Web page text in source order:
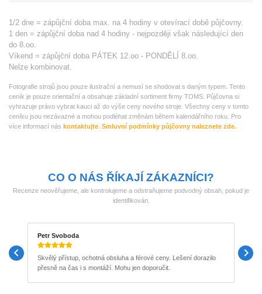
1/2 dne = zápůjční doba max. na 4 hodiny v otevírací době půjčovny.
1 den = zápůjční doba nad 4 hodiny - nejpozději však následující den
do 8.oo.
Víkend = zápůjční doba PÁTEK 12.oo - PONDĚLÍ 8.oo.
Nelze kombinovat.
Fotografie strojů jsou pouze ilustrační a nemusí se shodovat s daným typem. Tento
ceník je pouze orientační a obsahuje základní sortiment firmy TOMS. Půjčovna si
vyhrazuje právo vybrat kauci až do výše ceny nového stroje. Všechny ceny v tomto
ceníku jsou nezávazné a mohou podléhat změnám během kalendářního roku. Pro
více informací nás kontaktujte Smluvní podmínky půjčovny naleznete zde.
CO O NÁS ŘÍKAJÍ ZÁKAZNÍCI?
Recenze neověřujeme, ale kontrolujeme a odstraňujeme podvodný obsah, pokud je
identifikován.
Petr Svoboda
Skvělý přístup, ochotná obsluha a férové ceny. Lešení dorazilo
přesně na čas i s montáží. Mohu jen doporučit.